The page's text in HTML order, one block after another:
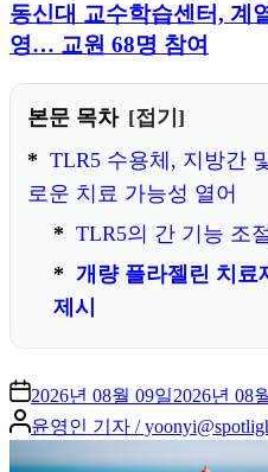
동신대 교수학습센터, 계
영… 교원 68명 참여
본문 목차
접기
TLR5 수용체, 지방간
로운 치료 가능성 열어
TLR5의 간 기능 조
개량 플라젤린 치료
제시
2026년 08월 09일2026년 08
Posted
by
윤영인 기자 /